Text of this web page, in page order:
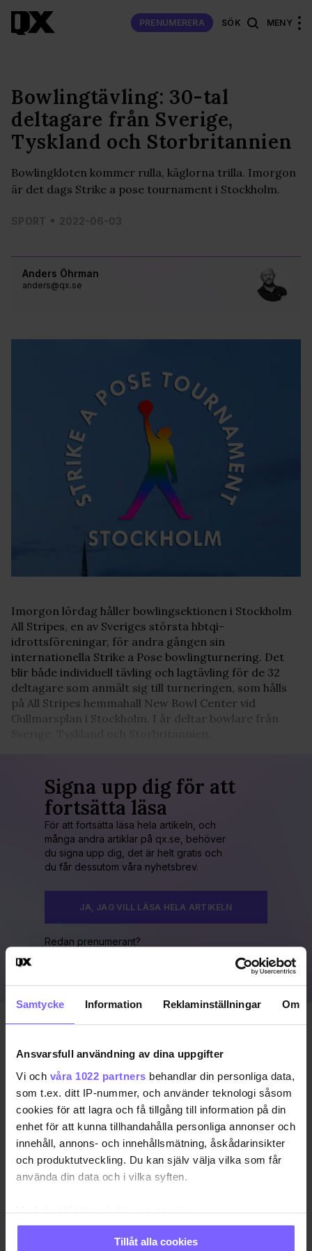
Samtycke Information Reklaminställningar Om
Ansvarsfull användning av dina uppgifter
Vi och våra 1022 partners behandlar din personliga data,
som t.ex. ditt IP-nummer, och använder teknologi såsom
cookies för att lagra och få tillgång till information på din
enhet för att kunna tillhandahålla personliga annonser och
innehåll, annons- och innehållsmätning, åskådarinsikter
och produktutveckling. Du kan själv välja vilka som får
använda din data och i vilka syften.
Med din tillåtelse skulle vi även vilja:
Samla in information om din geografiska plats
som kan ha en noggrannhet på upp till flera meter
Tillåt alla cookies
PRENUMERERA SÖK MENY
Anders Öhrman
anders@qx.se
Bowlingtävling: 30-tal
deltagare från Sverige,
Tyskland och Storbritannien
Bowlingkloten kommer rulla, käglorna trilla. Imorgon
är det dags Strike a pose tournament i Stockholm.
SPORT 2022-06-03
Imorgon lördag håller bowlingsektionen i Stockholm
All Stripes, en av Sveriges största hbtqi-
idrottsföreningar, för andra gången sin
internationella Strike a Pose bowlingturnering. Det
blir både individuell tävling och lagtävling för de 32
deltagare som anmält sig till turneringen, som hålls
på All Stripes hemmahall New Bowl Center vid
Gullmarsplan i Stockholm. I år deltar bowlare från
Signa upp dig för att
fortsätta läsa
För att fortsätta läsa hela artikeln, och
många andra artiklar på qx.se, behöver
du signa upp dig, det är helt gratis och
du får dessutom våra nyhetsbrev.
JA, JAG VILL LÄSA HELA ARTIKELN
Redan prenumerant?
Uppdaterad 2022-06-03
STOCKHOLM ALL STRIPES
DELA DEN HÄR ARTIKELN